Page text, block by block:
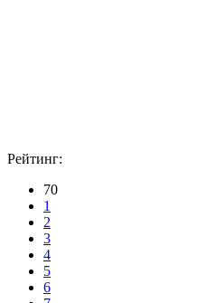
Рейтинг:
70
1
2
3
4
5
6